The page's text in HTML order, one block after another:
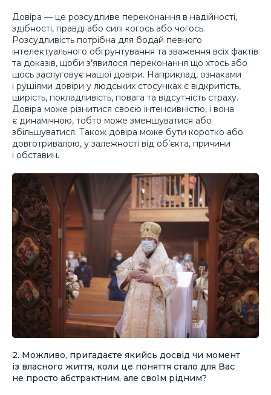
Довіра — це розсудливе переконання в надійності,
здібності, правді або силі когось або чогось.
Розсудливість потрібна для бодай певного
інтелектуального обгрунтування та зваження всіх фактів
та доказів, щоби з’явилося переконання що хтось або
щось заслуговує нашої довіри. Наприклад, ознаками
і рушіями довіри у людських стосунках є відкритість,
щирість, покладливість, повага та відсутність страху.
Довіра може різнитися своєю інтенсивністю, і вона
є динамічною, тобто може зменшуватися або
збільшуватися. Також довіра може бути коротко або
довготривалою, у залежності від об’єкта, причини
і обставин.
2. Можливо, пригадаєте якийсь досвід чи момент
із власного життя, коли це поняття стало для Вас
не просто абстрактним, але своїм рідним?